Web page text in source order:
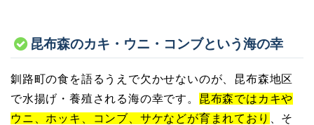
昆布森のカキ・ウニ・コンブという海の幸
釧路町の食を語るうえで欠かせないのが、昆布森地区
で水揚げ・養殖される海の幸です。 昆布森ではカキや
ウニ、ホッキ、コンブ、サケなどが育まれており
、そ